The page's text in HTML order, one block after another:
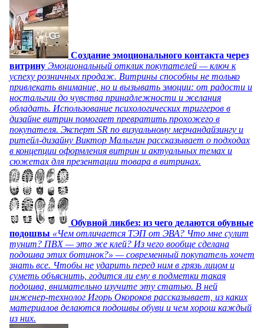
Создание эмоционального контакта через
витрину Эмоциональный отклик покупателей — ключ к
успеху розничных продаж. Витрины способны не только
привлекать внимание, но и вызывать эмоции: от радости и
ностальгии до чувства принадлежности и желания
обладать. Использование психологических триггеров в
дизайне витрин помогает превратить прохожего в
покупателя. Эксперт SR по визуальному мерчандайзингу и
ритейл-дизайну Виктор Малыгин рассказывает о подходах
в концепции оформления витрин и актуальных темах и
сюжетах для презентации товара в витринах.
Обувной ликбез: из чего делаются обувные
подошвы «Чем отличается ТЭП от ЭВА? Что мне сулит
тунит? ПВХ — это же клей? Из чего вообще сделана
подошва этих ботинок?» — современный покупатель хочет
знать все. Чтобы не ударить перед ним в грязь лицом и
суметь объяснить, годится ли ему в подметки такая
подошва, внимательно изучите эту статью. В ней
инженер-технолог Игорь Окороков рассказывает, из каких
материалов делаются подошвы обуви и чем хорош каждый
из них.